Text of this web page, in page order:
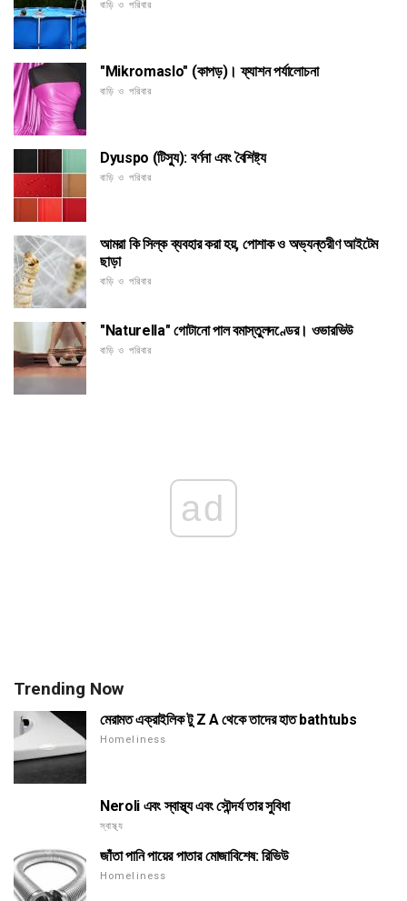
বাড়ি ও পরিবার
"Mikromaslo" (কাপড়)। ফ্যাশন পর্যালোচনা
বাড়ি ও পরিবার
Dyuspo (টিস্যু): বর্ণনা এবং বৈশিষ্ট্য
বাড়ি ও পরিবার
আমরা কি সিল্ক ব্যবহার করা হয়, পোশাক ও অভ্যন্তরীণ আইটেম
ছাড়া
বাড়ি ও পরিবার
"Naturella" গোটানো পাল বমাস্তুলদণ্ডের। ওভারভিউ
বাড়ি ও পরিবার
ad
Trending Now
মেরামত এক্রাইলিক টু Z A থেকে তাদের হাত bathtubs
Homeliness
Neroli এবং স্বাস্থ্য এবং সৌন্দর্য তার সুবিধা
স্বাস্থ্য
জাঁতা পানি পায়ের পাতার মোজাবিশেষ: রিভিউ
Homeliness